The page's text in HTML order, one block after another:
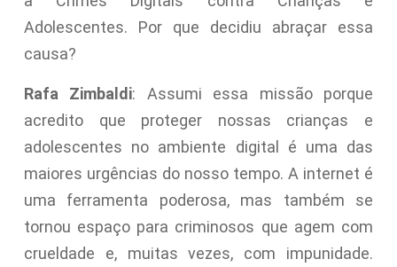
Adolescentes. Por que decidiu abraçar essa
causa?
Rafa Zimbaldi: Assumi essa missão porque
acredito que proteger nossas crianças e
adolescentes no ambiente digital é uma das
maiores urgências do nosso tempo. A internet é
uma ferramenta poderosa, mas também se
tornou espaço para criminosos que agem com
crueldade e, muitas vezes, com impunidade.